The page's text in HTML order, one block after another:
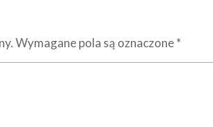
Wymagane pola są oznaczone*